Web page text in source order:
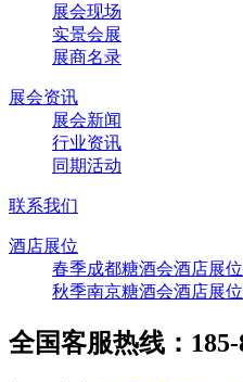
展会现场
实景会展
展商名录
展会资讯
展会新闻
行业资讯
同期活动
联系我们
酒店展位
春季成都糖酒会酒店展位
秋季南京糖酒会酒店展位
全国客服热线：185-